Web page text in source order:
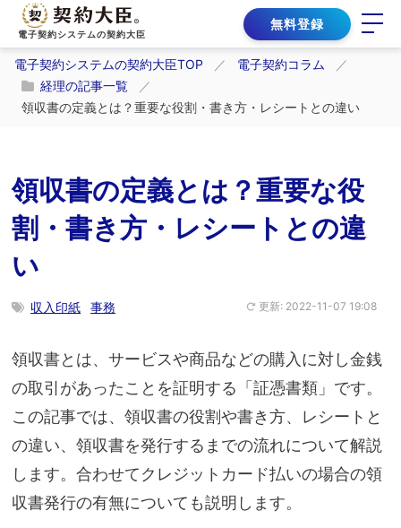
電子契約システムの契約大臣
無料登録
電子契約システムの契約大臣TOP
電子契約コラム
経理の記事一覧
領収書の定義とは？重要な役割・書き方・レシートとの違い
領収書の定義とは？重要な役
割・書き方・レシートとの違
い
収入印紙 事務 更新: 2022-11-07 19:08
領収書とは、サービスや商品などの購入に対し金銭
の取引があったことを証明する「証憑書類」です。
この記事では、領収書の役割や書き方、レシートと
の違い、領収書を発行するまでの流れについて解説
します。合わせてクレジットカード払いの場合の領
収書発行の有無についても説明します。